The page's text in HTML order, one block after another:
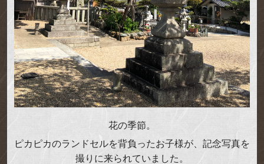
花の季節。
ピカピカのランドセルを背負ったお子様が、記念写真を
撮りに来られていました。